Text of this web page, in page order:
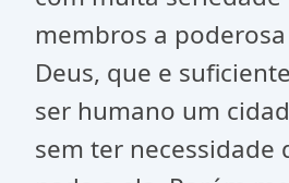
membros a
Deus, que e
ser humano um
sem ter necessidade